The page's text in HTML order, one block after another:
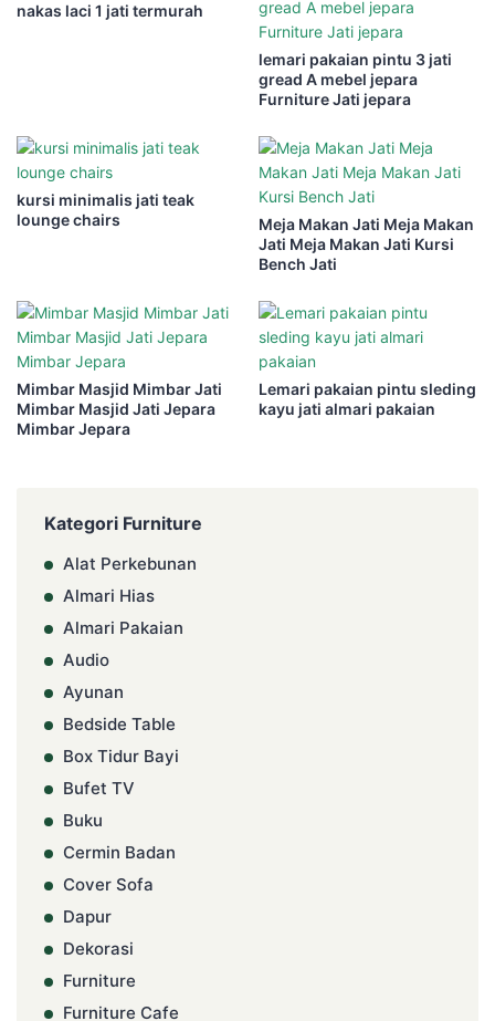
nakas laci 1 jati termurah
lemari pakaian pintu 3 jati
gread A mebel jepara
Furniture Jati jepara
kursi minimalis jati teak
lounge chairs
Meja Makan Jati Meja Makan
Jati Meja Makan Jati Kursi
Bench Jati
Mimbar Masjid Mimbar Jati
Mimbar Masjid Jati Jepara
Mimbar Jepara
Lemari pakaian pintu sleding
kayu jati almari pakaian
Kategori Furniture
Alat Perkebunan
Almari Hias
Almari Pakaian
Audio
Ayunan
Bedside Table
Box Tidur Bayi
Bufet TV
Buku
Cermin Badan
Cover Sofa
Dapur
Dekorasi
Furniture
Furniture Cafe